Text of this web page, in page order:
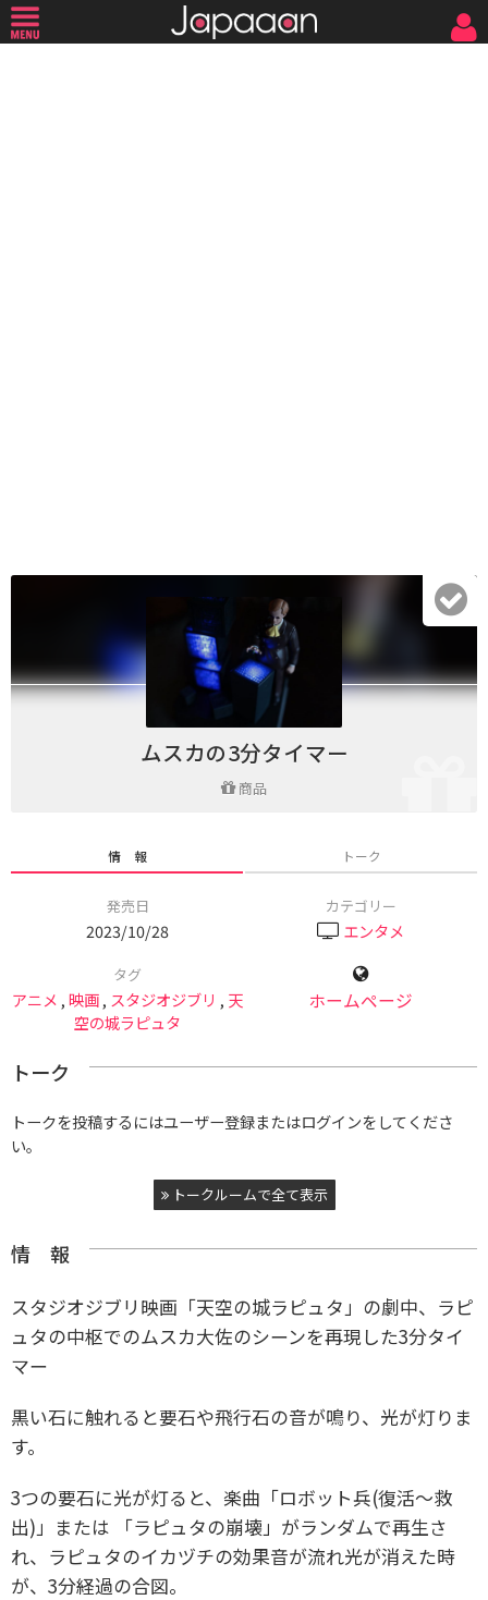
ムスカの3分タイマー
商品
情 報 トーク
発売日
2023/10/28
カテゴリー
エンタメ
タグ
アニメ ,映画, スタジオジブリ , 天
空の城ラピュタ
ホームページ
トーク
トークを投稿するにはユーザー登録またはログインをしてくださ
い。
トークルームで全て表示
情 報
スタジオジブリ映画「天空の城ラピュタ」の劇中、ラピ
ュタの中枢でのムスカ大佐のシーンを再現した3分タイ
マー
黒い石に触れると要石や飛行石の音が鳴り、光が灯りま
す。
3つの要石に光が灯ると、楽曲「ロボット兵(復活～救
出)」または 「ラピュタの崩壊」がランダムで再生さ
れ、ラピュタのイカヅチの効果音が流れ光が消えた時
が、3分経過の合図。